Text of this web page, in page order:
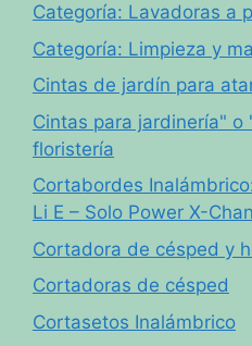
Categoría: Lavadoras a
Categoría: Limpieza y
Cintas de jardín para
Cintas para jardinería" o
floristería
Cortabordes
Li E – Solo Power X-
Cortadora de césped y
Cortadoras de césped
Cortasetos Inalámbrico